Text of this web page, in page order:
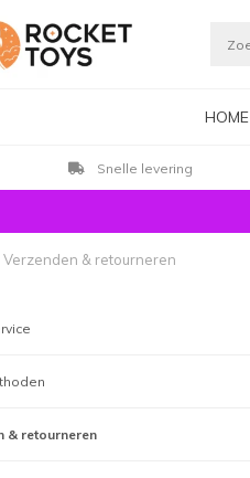
HOME
Snelle levering
Verzenden & retourneren
& retourneren